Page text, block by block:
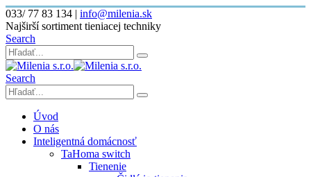
033/ 77 83 134 | info@milenia.sk
Najširší sortiment tieniacej techniky
Search
Search
Úvod
O nás
Inteligentná domácnosť
TaHoma switch
Tienenie